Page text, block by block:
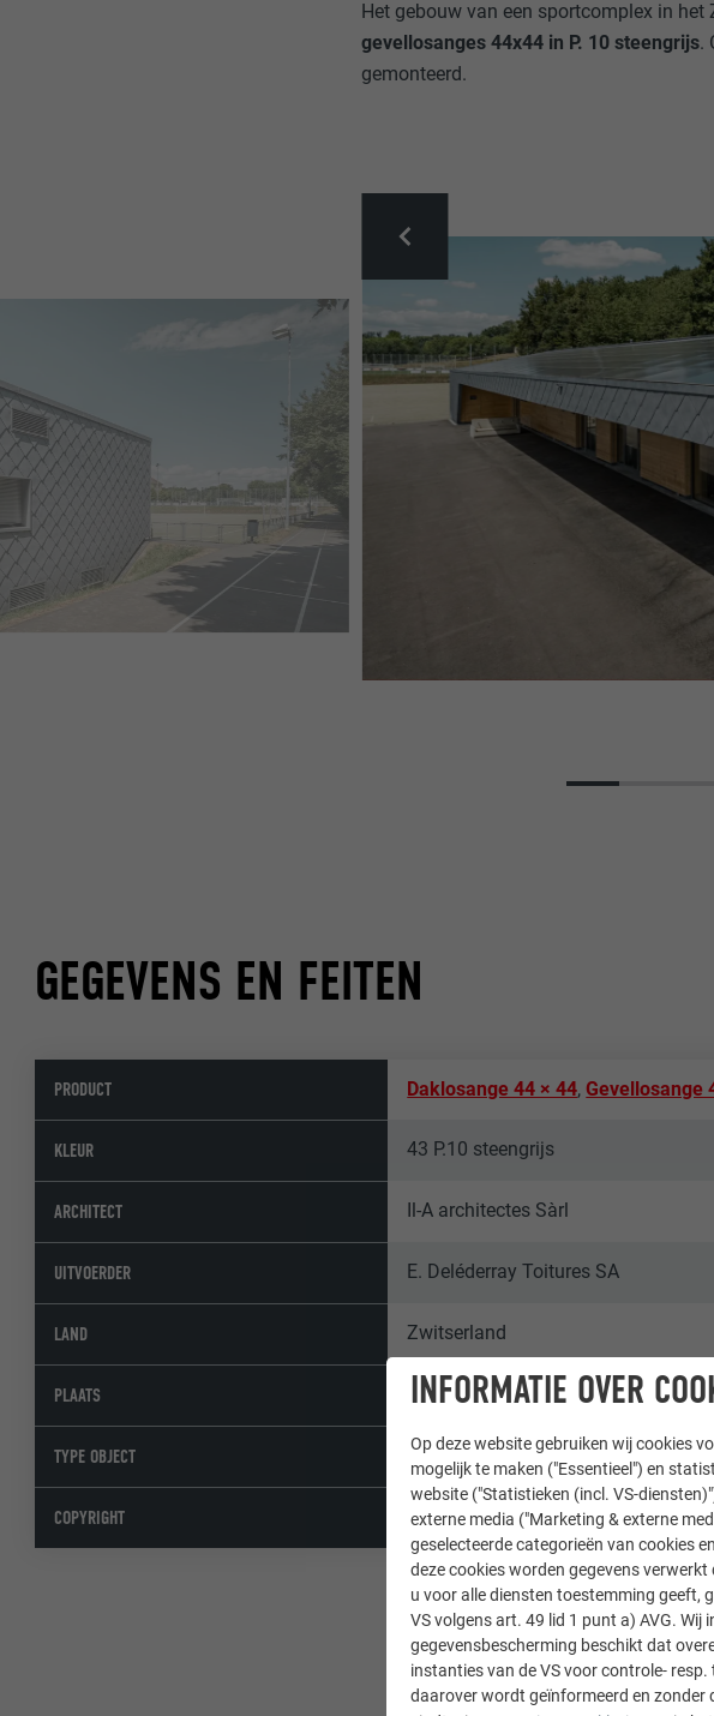
Het gebouw van een sportcomplex in
gevellosanges 44x44 in P. 10 steengrijs.
gemonteerd.
GEGEVENS EN FEITEN
PRODUCT Daklosange 44 × 44,Gevellosange
KLEUR 43 P.10 steengrijs
ARCHITECT Il-A architectes Sàrl
UITVOERDER E. Deléderray Toitures SA
LAND Zwitserland
PLAATS Prilly
TYPE OBJECT Openbare gebouwen en andere
COPYRIGHT © PREFA | Croce & Wir
INFORMATIE OVER
Op deze website gebruiken wij cookies
mogelijk te maken ("Essentieel") en
website ("Statistieken (incl. VS-
externe media ("Marketing & externe
geselecteerde categorieën van cookies
deze cookies worden gegevens
u voor alle diensten toestemming geeft,
VS volgens art. 49 lid 1 punt a) AVG. Wij
gegevensbescherming beschikt dat
instanties van de VS voor controle-
daarover wordt geïnformeerd en